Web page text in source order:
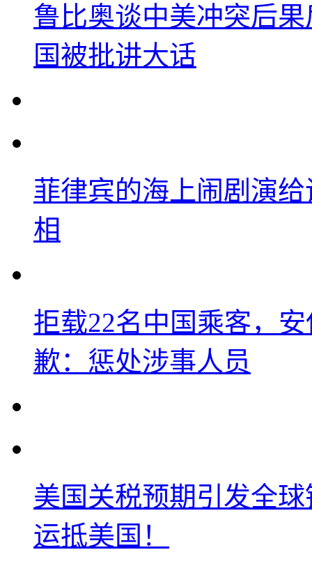
鲁比奥谈中美冲突后
国被批讲大话
菲律宾的海上闹剧演
相
拒载22名中国乘客，
歉：惩处涉事人员
美国关税预期引发全
运抵美国！